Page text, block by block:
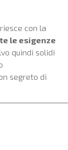
con la
le esigenze
quindi solidi
segreto di